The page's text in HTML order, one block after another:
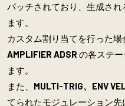
パッチされており、生成さ
ます。
カスタム割り当てを行った
AMPLIFIER ADSR の各ステ
ます。
また、 MULTI-TRIG、ENV
てられたモジュレーション先